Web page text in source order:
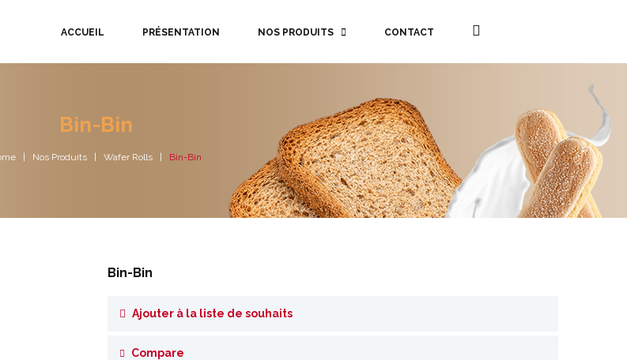
ACCUEIL PRÉSENTATION NOS PRODUITS CONTACT
Bin-Bin
Nos Produits Wafer Rolls Bin-Bin
Bin-Bin
Ajouter à la liste de souhaits
Compare